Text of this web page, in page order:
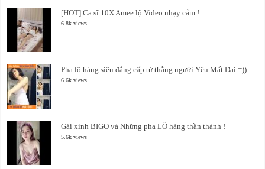
[HOT] Ca sĩ 10X Amee lộ Video nhạy cảm !
6.8k views
Pha lộ hàng siêu đẳng cấp từ thằng người Yêu Mất Dại =))
6.6k views
Gái xinh BIGO và Những pha LỘ hàng thần thánh !
5.6k views